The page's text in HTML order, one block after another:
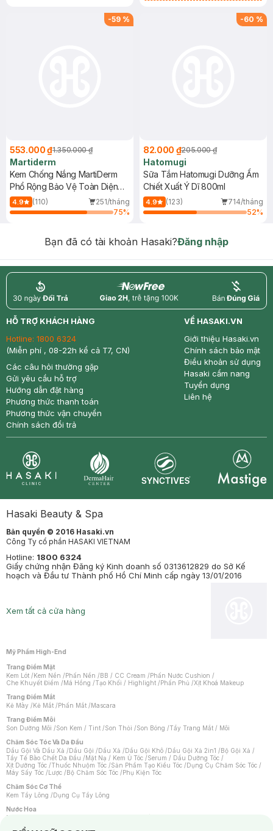
-59 %
553.000 ₫1.350.000 ₫
Martiderm
Kem Chống Nắng MartiDerm
Phổ Rộng Bảo Vệ Toàn Diện
40ml
4.9 (110)
251/tháng
75%
-60 %
82.000 ₫205.000 ₫
Hatomugi
Sữa Tắm Hatomugi Dưỡng Ẩm
Chiết Xuất Ý Dĩ 800ml
4.9 (123)
714/tháng
52%
Bạn đã có tài khoản Hasaki?Đăng nhập
return nowfree price
HỖ TRỢ KHÁCH HÀNG
Hotline: 1800 6324
(Miễn phí , 08-22h kể cả T7, CN)
Các câu hỏi thường gặp
Gửi yêu cầu hỗ trợ
Hướng dẫn đặt hàng
Phương thức thanh toán
Phương thức vận chuyển
Chính sách đổi trả
VỀ HASAKI.VN
Giới thiệu Hasaki.vn
Chính sách bảo mật
Điều khoản sử dụng
Hasaki cẩm nang
Tuyển dụng
Liên hệ
Hasaki Beauty & Spa
Bản quyền © 2016 Hasaki.vn
Công Ty cổ phần HASAKI VIETNAM
Hotline: 1800 6324
Giấy chứng nhận Đăng ký Kinh doanh số 0313612829 do Sở Kế
hoạch và Đầu tư Thành phố Hồ Chí Minh cấp ngày 13/01/2016
Xem tất cả cửa hàng
Mỹ Phẩm High-End
Trang Điểm Mặt
Kem Lót /Kem Nền /Phấn Nền /BB / CC Cream /Phấn Nước Cushion /
Che Khuyết Điểm /Má Hồng /Tạo Khối / Highlight /Phấn Phủ /Xịt Khoá Makeup
Trang Điểm Mắt
Kẻ Mày /Kẻ Mắt /Phấn Mắt /Mascara
Trang Điểm Môi
Son Dưỡng Môi /Son Kem / Tint /Son Thỏi /Son Bóng /Tẩy Trang Mắt / Môi
Chăm Sóc Tóc Và Da Đầu
Dầu Gội Và Dầu Xả /Dầu Gội /Dầu Xả /Dầu Gội Khô /Dầu Gội Xả 2in1 /Bộ Gội Xả /
Tẩy Tế Bào Chết Da Đầu /Mặt Nạ / Kem Ủ Tóc /Serum / Dầu Dưỡng Tóc /
Xịt Dưỡng Tóc /Thuốc Nhuộm Tóc /Sản Phẩm Tạo Kiểu Tóc /Dụng Cụ Chăm Sóc Tóc /
Máy Sấy Tóc /Lược /Bộ Chăm Sóc Tóc /Phụ Kiện Tóc
Chăm Sóc Cơ Thể
Kem Tẩy Lông /Dụng Cụ Tẩy Lông
Nước Hoa
Nước Hoa Nữ